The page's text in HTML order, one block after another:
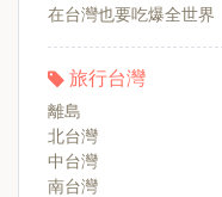
在台灣也要吃爆全世界
旅行台灣
離島
北台灣
中台灣
南台灣